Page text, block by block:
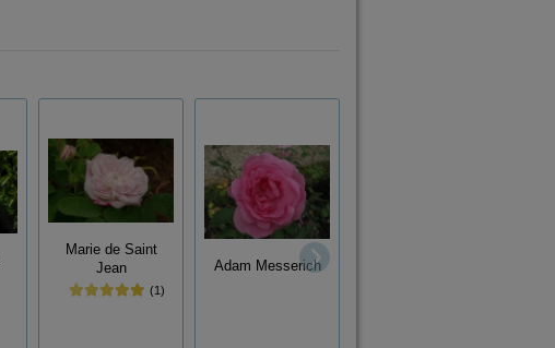
Marie de Saint
Jean
(1)
Adam Messerich